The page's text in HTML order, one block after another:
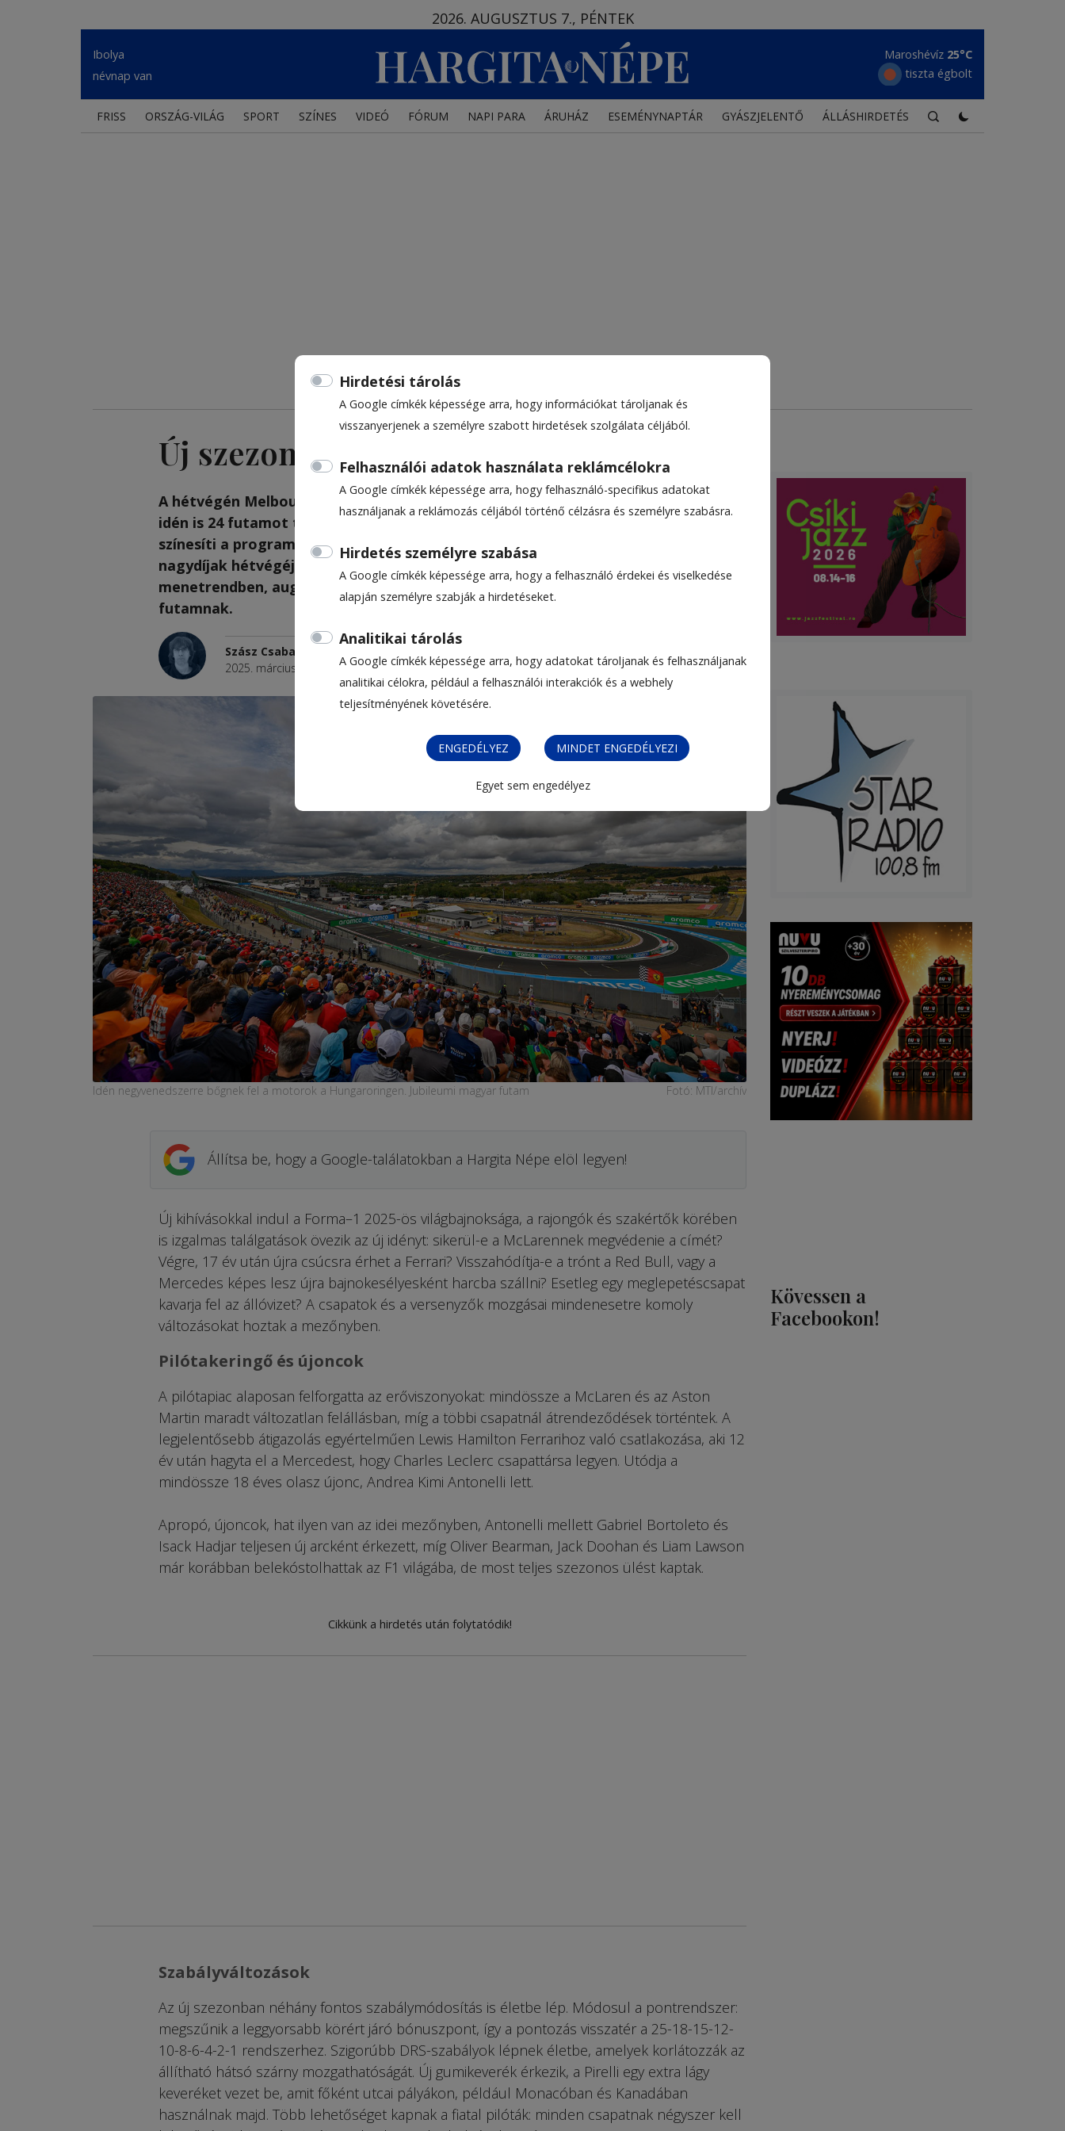
Hirdetési tárolás
A Google címkék képessége arra, hogy információkat tároljanak és
visszanyerjenek a személyre szabott hirdetések szolgálata céljából.
Felhasználói adatok használata reklámcélokra
A Google címkék képessége arra, hogy felhasználó-specifikus adatokat
használjanak a reklámozás céljából történő célzásra és személyre szabásra.
Hirdetés személyre szabása
A Google címkék képessége arra, hogy a felhasználó érdekei és viselkedése
alapján személyre szabják a hirdetéseket.
Analitikai tárolás
A Google címkék képessége arra, hogy adatokat tároljanak és felhasználjanak
analitikai célokra, például a felhasználói interakciók és a webhely
teljesítményének követésére.
ENGEDÉLYEZ MINDET ENGEDÉLYEZI
Egyet sem engedélyez
2026. AUGUSZTUS 7., PÉNTEK
Ibolya
névnap van
Maroshévíz 25°C
tiszta égbolt
FRISS ORSZÁG-VILÁG SPORT SZÍNES VIDEÓ FÓRUM NAPI PARA ÁRUHÁZ ESEMÉNYNAPTÁR GYÁSZJELENTŐ ÁLLÁSHIRDETÉS
Új szezon, új kihívások
A hétvégén Melbourne-ben startol a 2025-ös Forma–1-es világbajnokság, amely
idén is 24 futamot tartalmaz. Az előző évhez hasonlóan hat sprintverseny is
színesíti a programot – a kínai, miami, belga, amerikai, São Pauló-i és katari
nagydíjak hétvégéjén. A Magyar Nagydíj továbbra is biztos pont marad a
menetrendben, augusztus 3-án a részben megújuló Hungaroring ad otthont a
futamnak.
Szász Csaba
2025. március 12., 14:04
Idén negyvenedszerre bőgnek fel a motorok a Hungaroringen. Jubileumi magyar futam Fotó: MTI/archív
Állítsa be, hogy a Google-találatokban a Hargita Népe elöl legyen!
Új kihívásokkal indul a Forma–1 2025-ös világbajnoksága, a rajongók és szakértők körében
is izgalmas találgatások övezik az új idényt: sikerül-e a McLarennek megvédenie a címét?
Végre, 17 év után újra csúcsra érhet a Ferrari? Visszahódítja-e a trónt a Red Bull, vagy a
Mercedes képes lesz újra bajnokesélyesként harcba szállni? Esetleg egy meglepetéscsapat
kavarja fel az állóvizet? A csapatok és a versenyzők mozgásai mindenesetre komoly
változásokat hoztak a mezőnyben.
Pilótakeringő és újoncok
A pilótapiac alaposan felforgatta az erőviszonyokat: mindössze a McLaren és az Aston
Martin maradt változatlan felállásban, míg a többi csapatnál átrendeződések történtek. A
legjelentősebb átigazolás egyértelműen Lewis Hamilton Ferrarihoz való csatlakozása, aki 12
év után hagyta el a Mercedest, hogy Charles Leclerc csapattársa legyen. Utódja a
mindössze 18 éves olasz újonc, Andrea Kimi Antonelli lett.
Apropó, újoncok, hat ilyen van az idei mezőnyben, An­to­nelli mellett Gabriel Bor­to­leto és
Isack Hadjar teljesen új arcként érkezett, míg Oliver Bear­man, Jack Doohan és Liam Lawson
már korábban belekóstolhattak az F1 világába, de most teljes szezonos ülést kaptak.
Cikkünk a hirdetés után folytatódik!
Szabályváltozások
Az új szezonban néhány fontos szabálymódosítás is életbe lép. Módosul a pontrendszer:
megszűnik a leggyorsabb körért járó bónuszpont, így a pontozás visszatér a 25-18-15-12-
10-8-6-4-2-1 rendszerhez. Szigorúbb DRS-szabályok lépnek életbe, amelyek korlátozzák az
állítható hátsó szárny mozgathatóságát. Új gumikeverék érkezik, a Pirelli egy extra lágy
keveréket vezet be, amit főként utcai pályákon, például Monacóban és Kanadában
használnak majd. Több lehetőséget kapnak a fiatal pilóták: minden csapatnak négyszer kell
Kövessen a
Facebookon!